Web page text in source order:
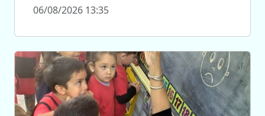
06/08/2026 13:35